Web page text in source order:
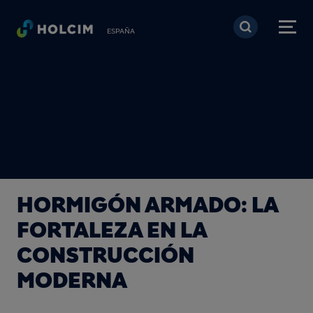
Pasar al contenido
ESPAÑA
HORMIGÓN ARMADO: LA
FORTALEZA EN LA
CONSTRUCCIÓN
MODERNA